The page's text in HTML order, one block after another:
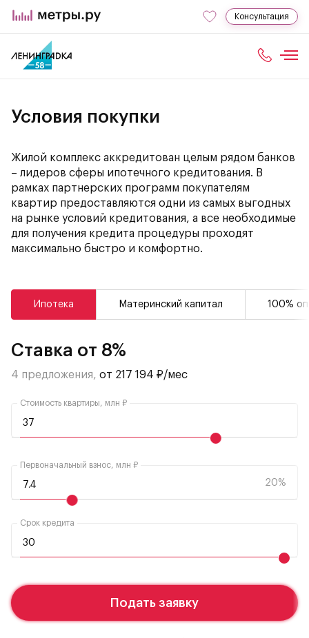
Консультация
Условия покупки
Жилой комплекс аккредитован целым рядом банков
– лидеров сферы ипотечного кредитования. В
рамках партнерских программ покупателям
квартир предоставляются одни из самых выгодных
на рынке условий кредитования, а все необходимые
для получения кредита процедуры проходят
максимально быстро и комфортно.
Ипотека Материнский капитал 100%
Ставка от 8%
4 предложения, от 217 194 ₽/мес
Стоимость квартиры, млн ₽
Первоначальный взнос, млн ₽
20%
Срок кредита
Подать заявку